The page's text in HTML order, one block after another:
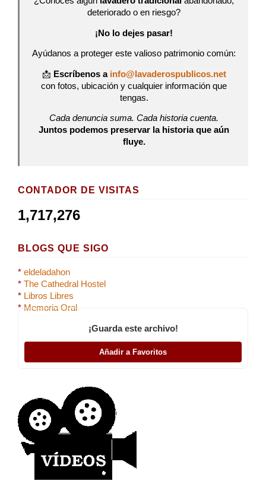
deteriorado o en riesgo?
¡No lo dejes pasar!
Ayúdanos a proteger este valioso patrimonio común:
📩 Escríbenos a info@lavaderospublicos.net
con fotos, ubicación y cualquier información que
tengas.
Cada denuncia suma. Cada historia cuenta.
Juntos podemos preservar la historia que aún
fluye.
CONTADOR DE VISITAS
1,717,276
BLOGS QUE SIGO
* eldeladahon
* The Cathedral Hostel
* Libros Libres
* Memoria Oral
¡Guarda este archivo!
Añadir a Favoritos